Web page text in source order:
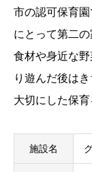
市の認可保育
にとって第二
食材や身近な
り遊んだ後は
大切にした保育
施設名